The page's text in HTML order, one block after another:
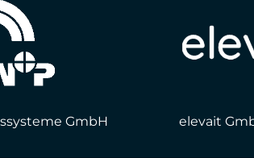
GmbH elevait